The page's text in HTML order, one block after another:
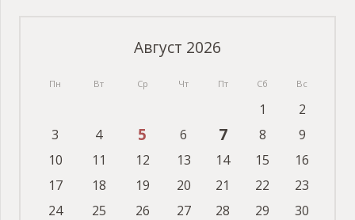
Август 2026
Пн Вт Ср Чт Пт Сб Вс
1
2
3
4 5 6 7 8
9
10
11 12 13 14 15
16
17
18 19 20 21 22
23
24
25 26 27 28 29
30